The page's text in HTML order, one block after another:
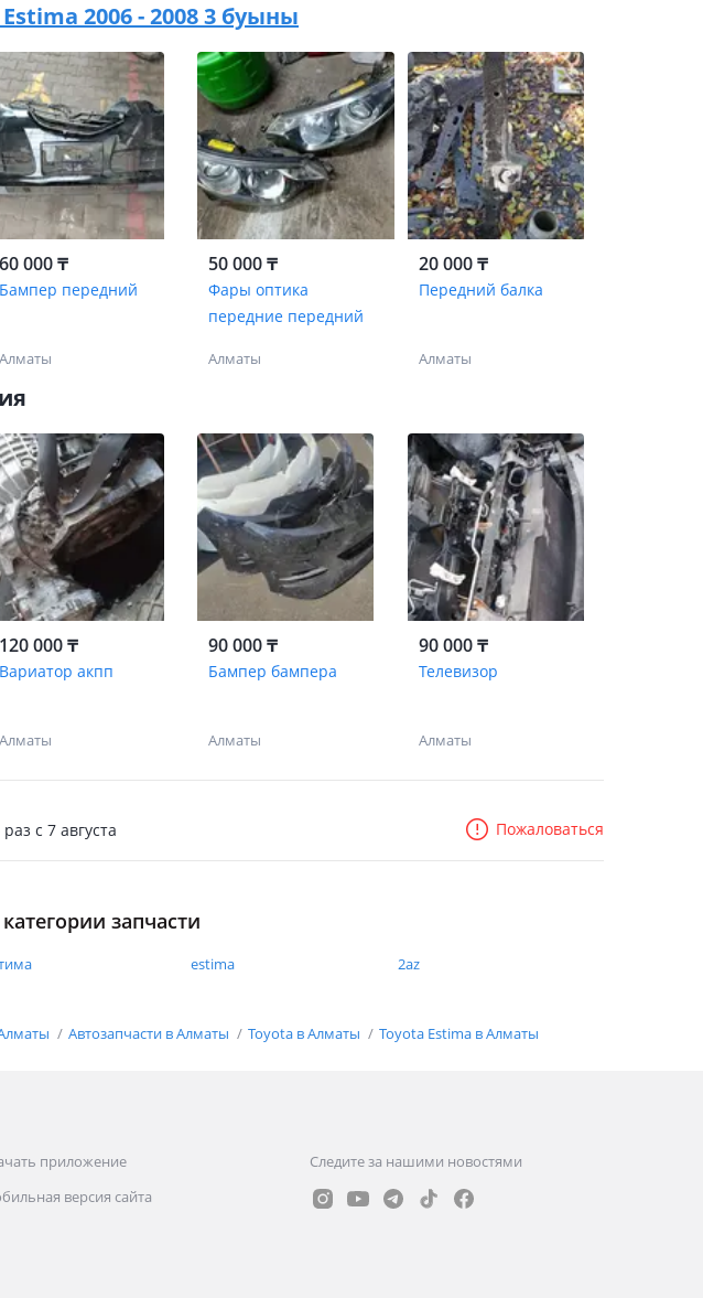
2006 - 2008 3 буыны
60 000 ₸
Бампер передний
Алматы
50 000 ₸
Фары оптика
передние передний
Алматы
20 000 ₸
Передний балка
Алматы
120 000 ₸
Вариатор акпп
Алматы
90 000 ₸
Бампер бампера
Алматы
90 000 ₸
Телевизор
Алматы
раз c 7 августа Пожаловаться
запчасти
estima
2az
Автозапчасти в Алматы Toyota в Алматы Toyota Estima в Алматы
приложение
версия сайта
Следите за нашими новостями